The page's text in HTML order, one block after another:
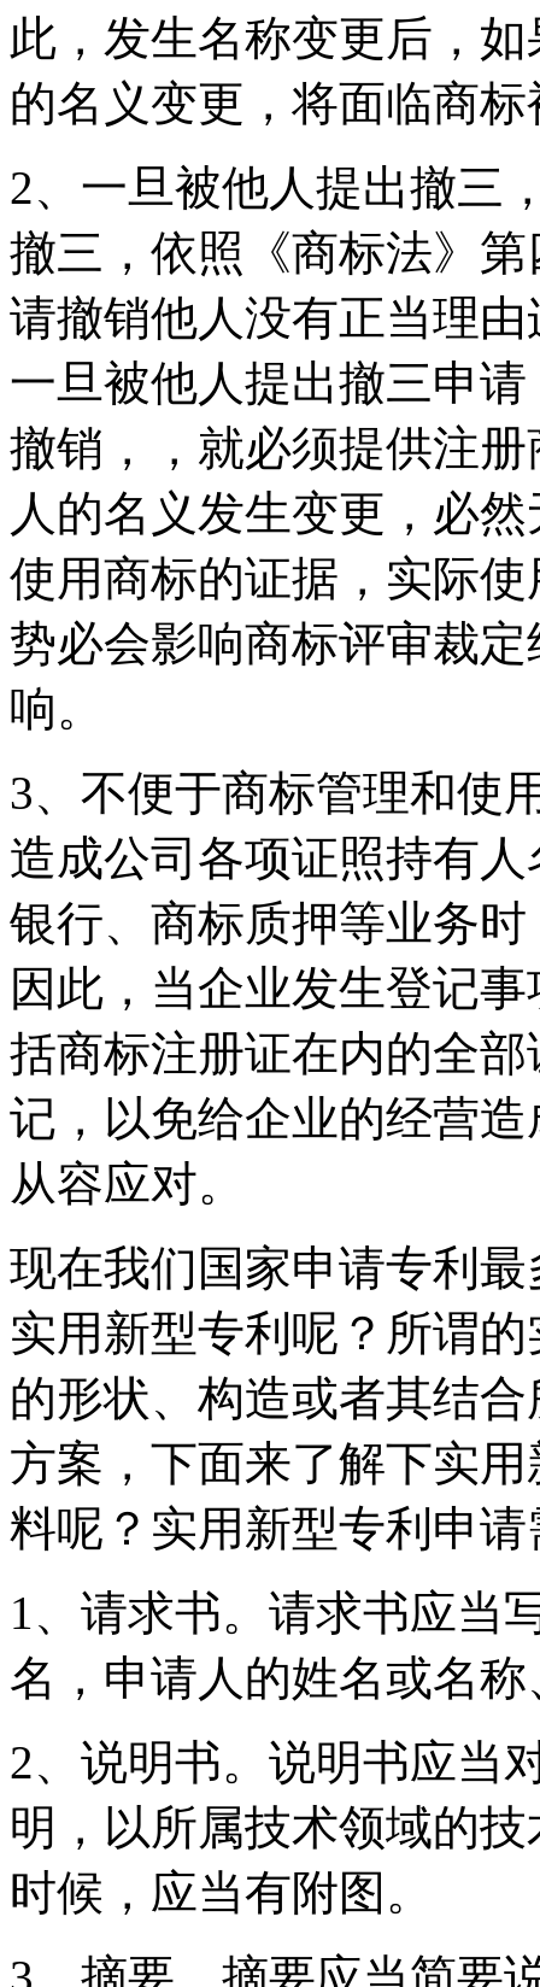
此，发生名称变更后，
的名义变更，将面临商
2、一旦被他人提出撤三
撤三，依照《商标法》
请撤销他人没有正当理
一旦被他人提出撤三申
撤销，，就必须提供注
人的名义发生变更，必
使用商标的证据，实际
势必会影响商标评审裁
响。
3、不便于商标管理和使
造成公司各项证照持有
银行、商标质押等业务
因此，当企业发生登记
括商标注册证在内的全
记，以免给企业的经营
从容应对。
现在我们国家申请专利
实用新型专利呢？所谓
的形状、构造或者其结
方案，下面来了解下实
料呢？实用新型专利申
1、请求书。请求书应当
名，申请人的姓名或名
2、说明书。说明书应当
明，以所属技术领域的
时候，应当有附图。
3、摘要。摘要应当简要